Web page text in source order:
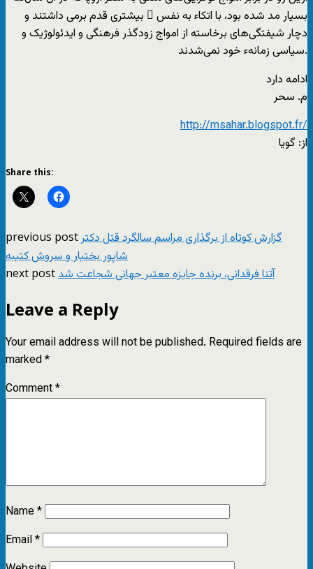
بسیار مد شده بود، با اتکاء به نفس ِ بیشتری قدم برمی داشتند و
دچار شیفتگی‌های برخاسته از امواج زودگذر فرهنگی و ایدئولوژیک و
سیاسی زمانهء خود نمی‌شدند.
ادامه دارد
م. سحر
http://msahar.blogspot.fr/
از: گویا
Share this:
previous postگزارش کوتاه از برگذاری مراسم سالگرد قتل دکتر
شاپور بختیار و سروش کتیبه
next postآتنا فرقدانی، برنده‌ جایزه معتبر جهانی شجاعت شد
Leave a Reply
Your email address will not be published. Required fields are
marked*
Comment*
Name*
Email*